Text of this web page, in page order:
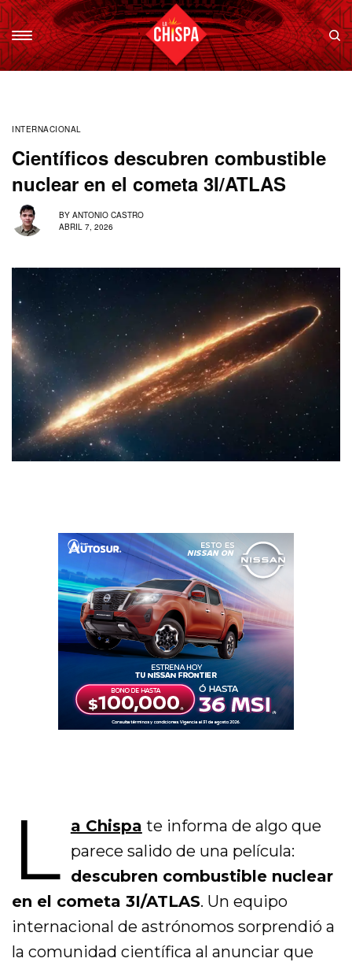
INTERNACIONAL
Científicos descubren combustible
nuclear en el cometa 3I/ATLAS
BY ANTONIO CASTRO
ABRIL 7, 2026
L a Chispa te informa de algo que
parece salido de una película:
descubren combustible nuclear
en el cometa 3I/ATLAS. Un equipo
internacional de astrónomos sorprendió a
la comunidad científica al anunciar que